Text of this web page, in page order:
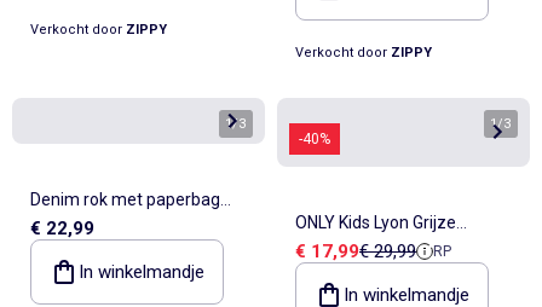
Verkocht door ZIPPY
Verkocht door ZIPPY
1/3
Denim rok met paperbag
taille en zakken
€ 22,99
In winkelmandje
-40%
1/3
ONLY Kids Lyon Grijze
Geplooide Metallic Rok voor
Meisjes
Verkoopprijs
€ 17,99Referentieprijs
€ 29,99 RP
In winkelmandje